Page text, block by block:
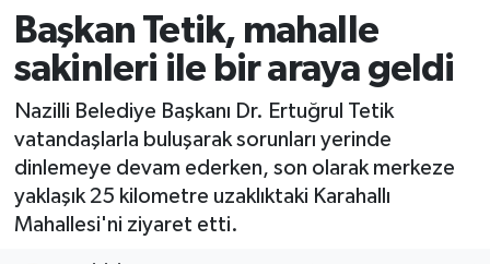
Başkan Tetik, mahalle
sakinleri ile bir araya geldi
Nazilli Belediye Başkanı Dr. Ertuğrul Tetik
vatandaşlarla buluşarak sorunları yerinde
dinlemeye devam ederken, son olarak merkeze
yaklaşık 25 kilometre uzaklıktaki Karahallı
Mahallesi'ni ziyaret etti.
Tüm Manşetler
Son Dakika Haberleri
Haber Arşivi